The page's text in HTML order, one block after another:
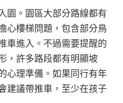
園。園區大部分路線都有
心樓梯問題，包含部分鳥
車進入。不過需要提醒的
，許多路段都有明顯坡
心理準備。如果同行有年
建議帶推車，至少在孩子